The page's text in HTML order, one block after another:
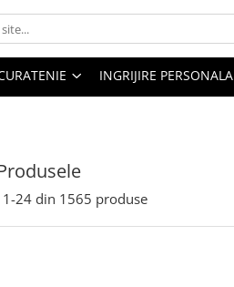
INGRIJIRE PERSONALA
1-24 din 1565 produse